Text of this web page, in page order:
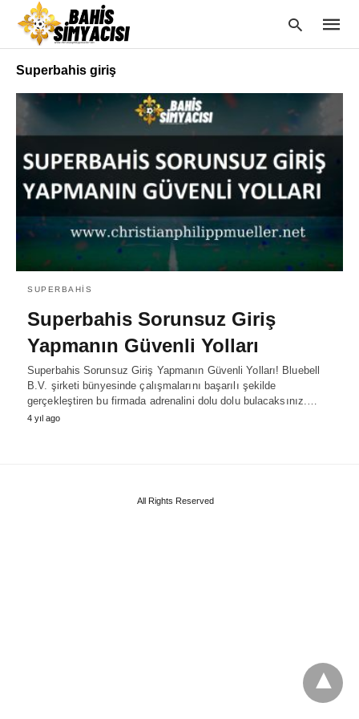
your
search
query
and
Superbahis giriş
SUPERBAHIS
Superbahis Sorunsuz Giriş
Yapmanın Güvenli Yolları
Superbahis Sorunsuz Giriş Yapmanın Güvenli Yolları! Bluebell
B.V. şirketi bünyesinde çalışmalarını başarılı şekilde
gerçekleştiren bu firmada adrenalini dolu dolu bulacaksınız.…
4 yıl ago
All Rights Reserved